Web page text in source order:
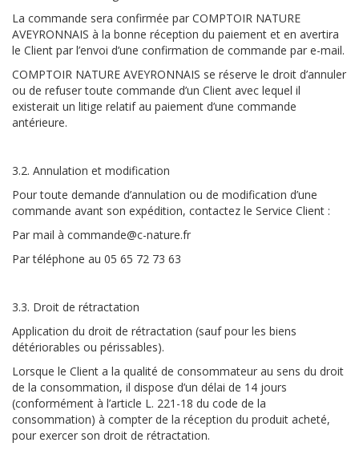
La commande sera confirmée par COMPTOIR NATURE
AVEYRONNAIS à la bonne réception du paiement et en avertira
le Client par l’envoi d’une confirmation de commande par e-mail.
COMPTOIR NATURE AVEYRONNAIS se réserve le droit d’annuler
ou de refuser toute commande d’un Client avec lequel il
existerait un litige relatif au paiement d’une commande
antérieure.
3.2. Annulation et modification
Pour toute demande d’annulation ou de modification d’une
commande avant son expédition, contactez le Service Client :
Par mail à commande@c-nature.fr
Par téléphone au 05 65 72 73 63
3.3. Droit de rétractation
Application du droit de rétractation (sauf pour les biens
détériorables ou périssables).
Lorsque le Client a la qualité de consommateur au sens du droit
de la consommation, il dispose d’un délai de 14 jours
(conformément à l’article L. 221-18 du code de la
consommation) à compter de la réception du produit acheté,
pour exercer son droit de rétractation.